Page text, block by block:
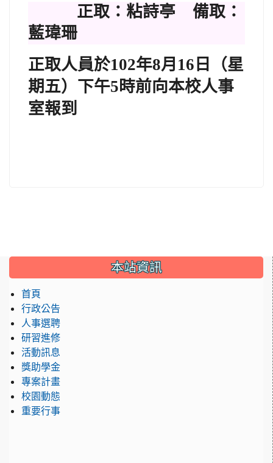
正取：粘詩亭
備取：
藍瑋珊
正取人員於102年8月 16 日（星
期五）下午5時前向本校人事
室報到
::: 本站資訊
首頁
行政公告
人事選聘
研習進修
活動訊息
獎助學金
專案計畫
校園動態
重要行事